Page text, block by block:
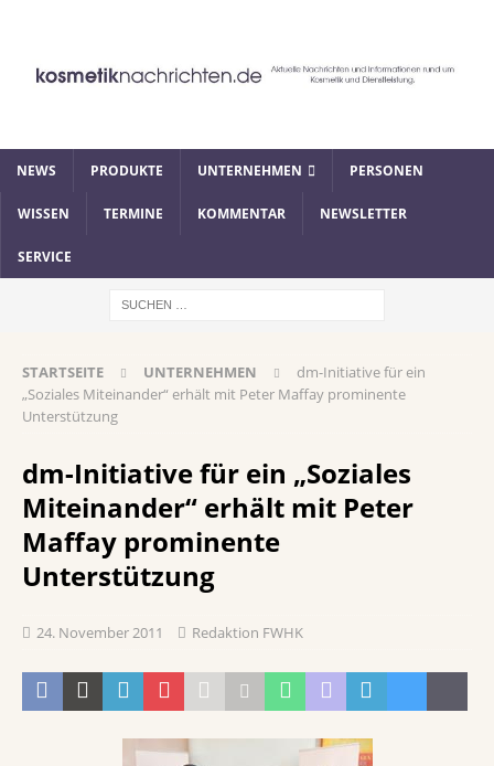
NEWS PRODUKTE UNTERNEHMEN PERSONEN
WISSEN TERMINE KOMMENTAR NEWSLETTER
SERVICE
STARTSEITE UNTERNEHMEN
dm-Initiative für ein
„Soziales Miteinander“ erhält mit Peter Maffay prominente
Unterstützung
dm-Initiative für ein „Soziales
Miteinander“ erhält mit Peter
Maffay prominente
Unterstützung
24. November 2011 Redaktion FWHK